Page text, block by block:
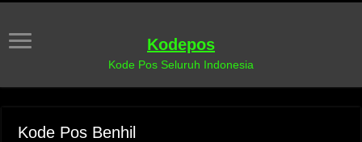
Kodepos
Kode Pos Seluruh Indonesia
Kode Pos Benhil